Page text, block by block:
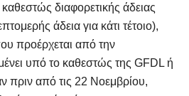
διαφορετικής άδειας
άδεια για κάτι τέτοιο),
προέρχεται από την
υπό το καθεστώς της GFDL ή
πριν από τις 22 Νοεμβρίου,